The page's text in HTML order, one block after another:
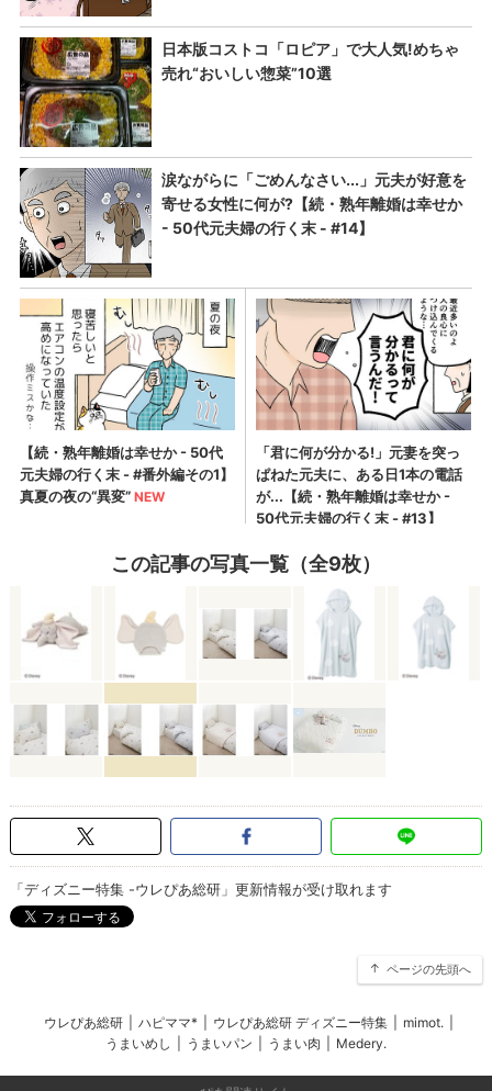
この記事の写真一覧（全9枚）
「ディズニー特集 -ウレぴあ総研」更新情報が受け取れます
ページの先頭へ
ウレぴあ総研 ハピママ* ウレぴあ総研 ディズニー特集 mimot.
うまいめし
うまいパン うまい肉 Medery.